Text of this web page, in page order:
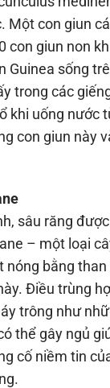
Một con giun
con giun non
Guinea sống
trong các
khi uống nước
con giun này
sâu răng
– một loại
nóng bằng than
Điều trùng
trông như
thể gây ngủ
cố niềm tin